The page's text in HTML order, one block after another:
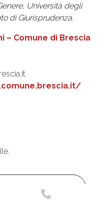
Università degli
di Giurisprudenza.
– Comune di Brescia